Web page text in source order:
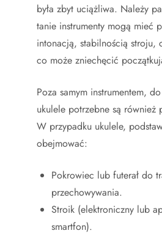
była zbyt uciążliwa. Należy
tanie instrumenty mogą mieć
intonacją, stabilnością stroju,
co może zniechęcić
Poza samym instrumentem,
ukulele potrzebne są również
W przypadku ukulele,
obejmować:
Pokrowiec lub futerał do
przechowywania.
Stroik (elektroniczny lub
smartfon).